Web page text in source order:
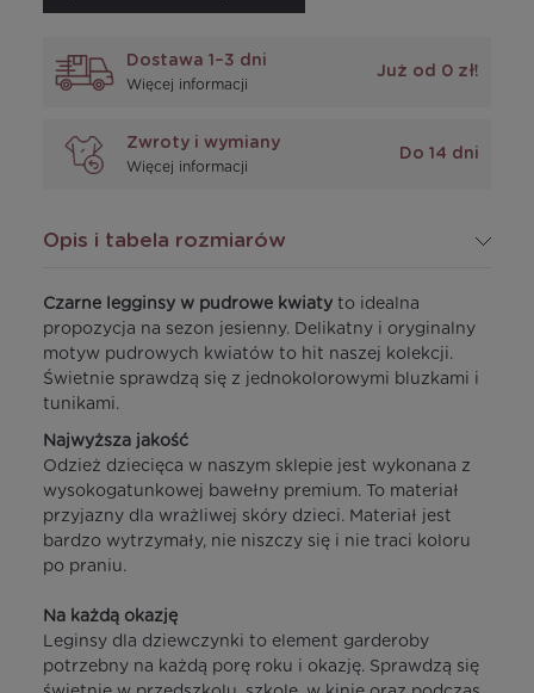
Dostawa 1–3 dni
Więcej informacji
Już od 0 zł!
Zwroty i wymiany
Więcej informacji
Do 14 dni
Opis i tabela rozmiarów
Czarne legginsy w pudrowe kwiaty to idealna
propozycja na sezon jesienny. Delikatny i oryginalny
motyw pudrowych kwiatów to hit naszej kolekcji.
Świetnie sprawdzą się z jednokolorowymi bluzkami i
tunikami.
Najwyższa jakość
Odzież dziecięca w naszym sklepie jest wykonana z
wysokogatunkowej bawełny premium. To materiał
przyjazny dla wrażliwej skóry dzieci. Materiał jest
bardzo wytrzymały, nie niszczy się i nie traci koloru
po praniu.
Nakażdą okazję
Leginsy dla dziewczynki to element garderoby
potrzebny na każdą porę roku i okazję. Sprawdzą się